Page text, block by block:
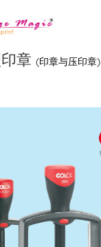
章 (印章与压印章)